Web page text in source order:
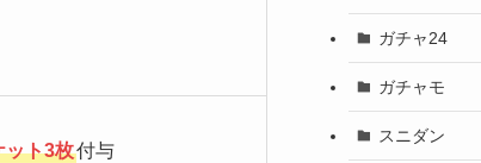
ット3枚付与
ガチャ24
ガチャモ
スニダン